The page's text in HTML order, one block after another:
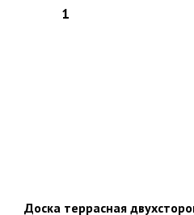
Доска террасная